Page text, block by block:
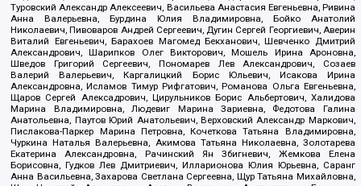
Туровский Александр Алексеевич, Васильева Анастасия Евгеньевна, Ривина
Анна Валерьевна, Бурдина Юлия Владимировна, Бойко Анатолий
Николаевич, Пивоваров Андрей Сергеевич, Дугин Сергей Георгиевич, Аверин
Виталий Евгеньевич, Барахоев Магомед Бекханович, Шевченко Дмитрий
Александрович, Шарипков Олег Викторович, Мошель Ирина Ароновна,
Шведов Григорий Сергеевич, Пономарев Лев Александрович, Созаев
Валерий Валерьевич, Каргалицкий Борис Юльевич, Исакова Ирина
Александровна, Исламов Тимур Рифгатович, Романова Ольга Евгеньевна,
Щаров Сергей Алексадрович, Цирульников Борис Альбертович, Халидова
Марина Владимировна, Людевиг Марина Зариевна, Федотова Галина
Анатольевна, Паутов Юрий Анатольевич, Верховский Александр Маркович,
Пислакова-Паркер Марина Петровна, Кочеткова Татьяна Владимировна,
Чуркина Наталья Валерьевна, Акимова Татьяна Николаевна, Золотарева
Екатерина Александровна, Рачинский Ян Збигневич, Жемкова Елена
Борисовна, Гудков Лев Дмитриевич, Илларионова Юлия Юрьевна, Саранг
Анна Васильевна, Захарова Светлана Сергеевна, Щур Татьяна Михайловна,